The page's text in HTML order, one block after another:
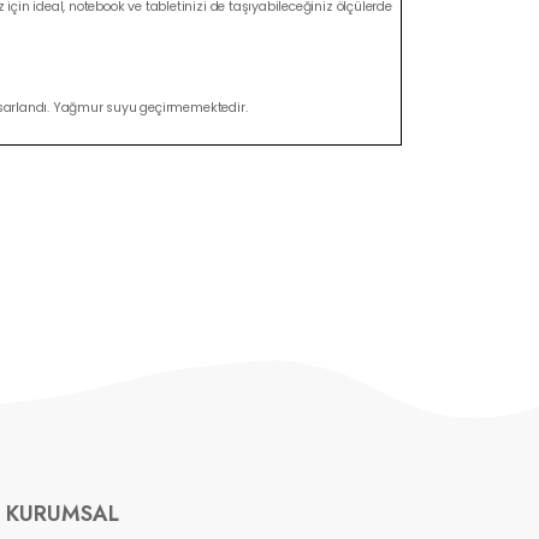
için ideal, notebook ve tabletinizi de taşıyabileceğiniz ölçülerde
Yağmur suyu geçirmemektedir.
KURUMSAL